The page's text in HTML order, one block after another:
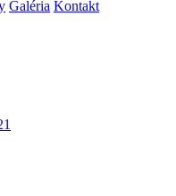
Galéria Kontakt